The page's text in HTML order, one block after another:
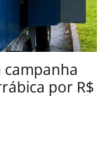
campanha
por R$